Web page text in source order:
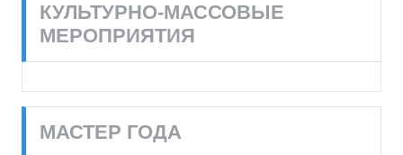
КУЛЬТУРНО-МАССОВЫЕ
МЕРОПРИЯТИЯ
МАСТЕР ГОДА